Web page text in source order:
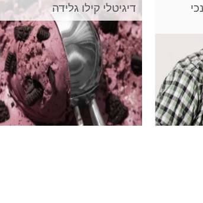
דיגיטלי קילו גלידה